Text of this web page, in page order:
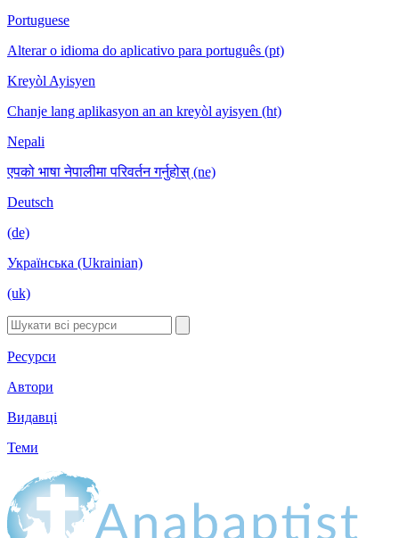
Portuguese
Alterar o idioma do aplicativo para português (pt)
Kreyòl Ayisyen
Chanje lang aplikasyon an an kreyòl ayisyen (ht)
Nepali
एपको भाषा नेपालीमा परिवर्तन गर्नुहोस् (ne)
Deutsch
(de)
Українська (Ukrainian)
(uk)
Ресурси
Автори
Видавці
Теми